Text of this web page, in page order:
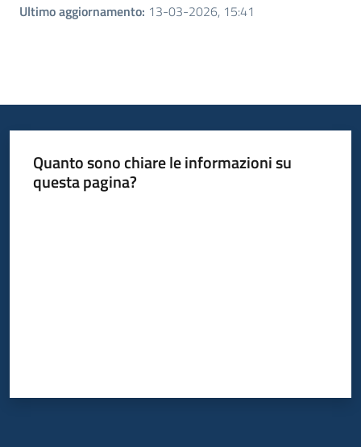
Ultimo aggiornamento: 13-03-2026, 15:41
Quanto sono chiare le informazioni su
questa pagina?